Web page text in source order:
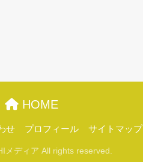
HOME
せ プロフィール サイトマップ
メディア All rights reserved.